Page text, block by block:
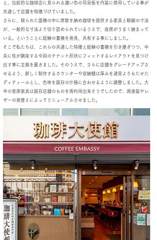
と、伝統的な珈琲店に見られる濃い色の羽目板を内装に使用している事が
共通して店舗を特徴づけていました。
さらに、限られた面積の中に席数を納め珈琲を提供する家具と動線の寸法
が、 一般的な寸法より切り詰められているうえで、座席がうまく納まって
いる。ということに経験の蓄積を発見、共有する事にしました。
そこで私たちは、これらの共通した特徴と経験の蓄積を引き継ぎつつ、中
央に柱が鎮座する今回のテナント形状にフィットするレイアウトを見つけ
出す事に主眼を置きました。そのうえで、さらに店舗をグレードアップさ
せるよう、新しく制作するカウンターや収納棚は厚みを通常よりもたせた
ディティールとし、色味を既存の什器に合わせるように調整しました。大
半の客席家具は既存店舗のものを再利用出来そうでしたので、再塗装やレ
ザーの張替えによってリニューアルさせました。